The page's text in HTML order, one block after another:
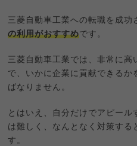
三菱自動車工業への転職を成功
の利用がおすすめです。
三菱自動車工業では、非常に高
で、いかに企業に貢献できるか
ばなりません。
とはいえ、自分だけでアピール
は難しく、なんとなく対策する
す。